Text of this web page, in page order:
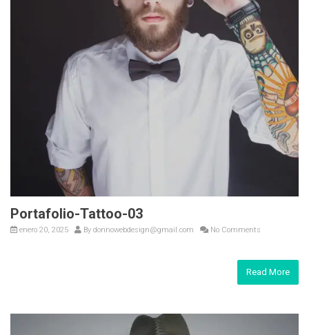
Portafolio-Tattoo-03
enero 20, 2025 By donnowebdesign@gmail.com No Comments
Read More